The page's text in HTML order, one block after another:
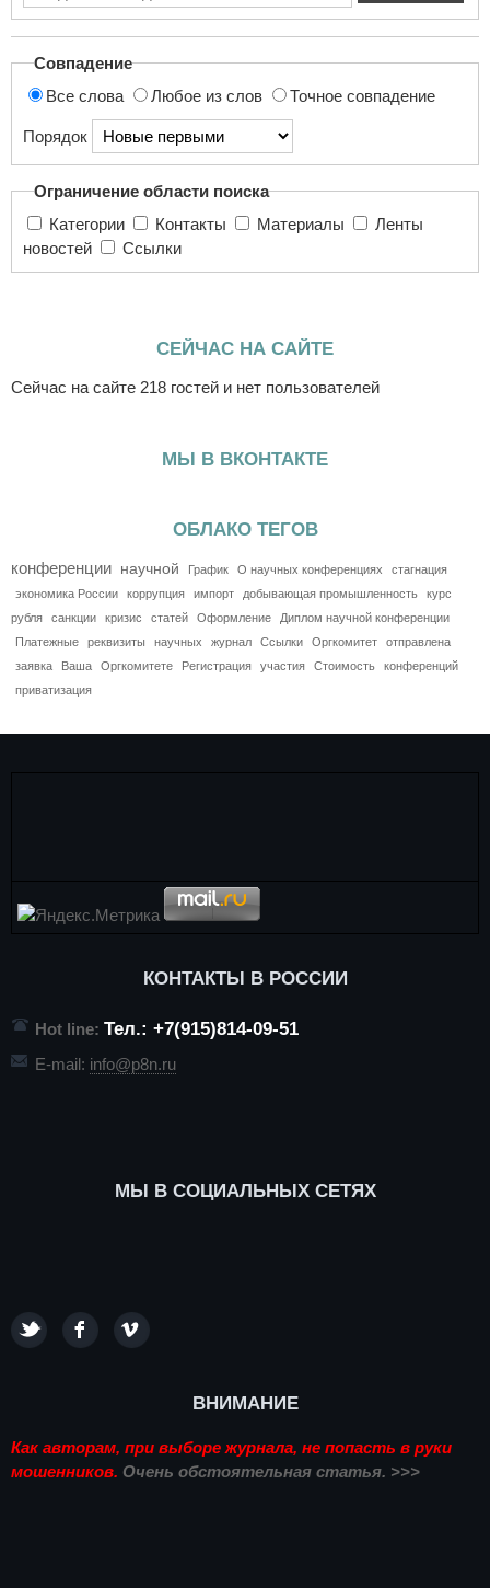
текст
для
поиска...
Совпадение
Все слова
Любое из слов Точное совпадение
Порядок
Ограничение области поиска
Категории
Контакты Материалы
новостей
Ссылки
СЕЙЧАС НА САЙТЕ
Сейчас на сайте 218 гостей и нет пользователей
МЫ В ВКОНТАКТЕ
ОБЛАКО ТЕГОВ
конференции научной График О научных конференциях
стагнация
экономика России
коррупция импорт добывающая промышленность
курс
рубля
санкции кризис статей Оформление
Диплом научной конференции
Платежные
реквизиты научных журнал Ссылки Оргкомитет
отправлена
заявка
Ваша Оргкомитете Регистрация участия Стоимость
конференций
приватизация
КОНТАКТЫ В РОССИИ
Hot line: Тел.: +7(915)814-09-51
E-mail: info@p8n.ru
МЫ В СОЦИАЛЬНЫХ СЕТЯХ
ВНИМАНИЕ
Как авторам, при выборе журнала, не попасть в руки
мошенников. Очень обстоятельная статья. >>>